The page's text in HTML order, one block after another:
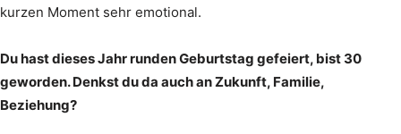
kurzen Moment sehr emotional.
Du hast dieses Jahr runden Geburtstag gefeiert, bist 30
geworden. Denkst du da auch an Zukunft, Familie,
Beziehung?